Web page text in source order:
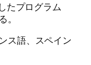
たプログラム
ス語、スペイン